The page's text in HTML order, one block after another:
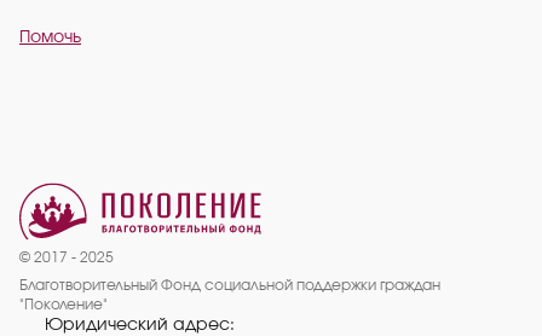
Помочь
© 2017 - 2025
Благотворительный Фонд социальной поддержки граждан
"Поколение"
Юридический адрес: